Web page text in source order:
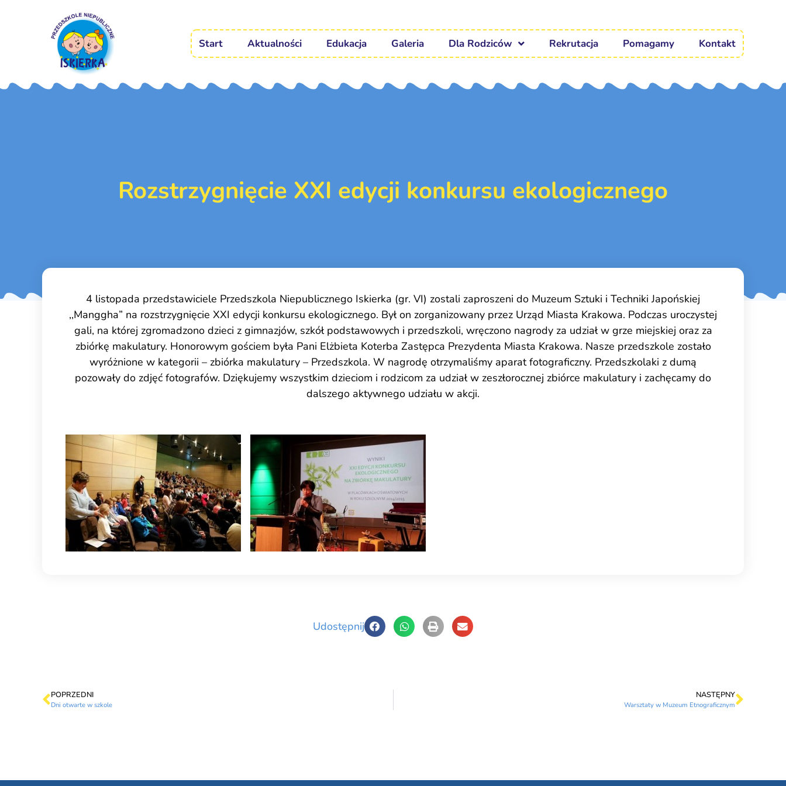
Start Aktualności Edukacja Galeria Dla Rodziców Rekrutacja Pomagamy Kontakt
Rozstrzygnięcie XXI edycji konkursu ekologicznego
4 listopada przedstawiciele Przedszkola Niepublicznego Iskierka (gr. VI) zostali zaproszeni do Muzeum Sztuki i Techniki Japońskiej
,,Manggha” na rozstrzygnięcie XXI edycji konkursu ekologicznego. Był on zorganizowany przez Urząd Miasta Krakowa. Podczas uroczystej
gali, na której zgromadzono dzieci z gimnazjów, szkół podstawowych i przedszkoli, wręczono nagrody za udział w grze miejskiej oraz za
zbiórkę makulatury. Honorowym gościem była Pani Elżbieta Koterba Zastępca Prezydenta Miasta Krakowa. Nasze przedszkole zostało
wyróżnione w kategorii – zbiórka makulatury – Przedszkola. W nagrodę otrzymaliśmy aparat fotograficzny. Przedszkolaki z dumą
pozowały do zdjęć fotografów. Dziękujemy wszystkim dzieciom i rodzicom za udział w zeszłorocznej zbiórce makulatury i zachęcamy do
dalszego aktywnego udziału w akcji.
Udostępnij
POPRZEDNI
Dni otwarte w szkole
NASTĘPNY
Warsztaty w Muzeum Etnograficznym